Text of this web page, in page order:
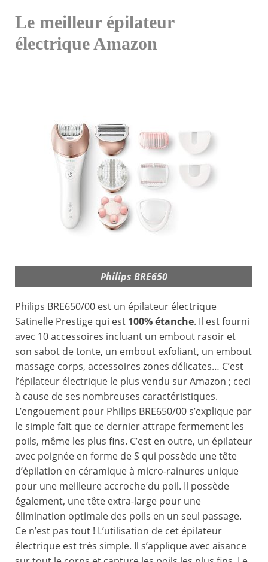
Le meilleur épilateur
électrique Amazon
Philips BRE650
Philips BRE650/00 est un épilateur électrique
Satinelle Prestige qui est 100% étanche. Il est fourni
avec 10 accessoires incluant un embout rasoir et
son sabot de tonte, un embout exfoliant, un embout
massage corps, accessoires zones délicates… C’est
l’épilateur électrique le plus vendu sur Amazon ; ceci
à cause de ses nombreuses caractéristiques.
L’engouement pour Philips BRE650/00 s’explique par
le simple fait que ce dernier attrape fermement les
poils, même les plus fins. C’est en outre, un épilateur
avec poignée en forme de S qui possède une tête
d’épilation en céramique à micro-rainures unique
pour une meilleure accroche du poil. Il possède
également, une tête extra-large pour une
élimination optimale des poils en un seul passage.
Ce n’est pas tout ! L’utilisation de cet épilateur
électrique est très simple. Il s’applique avec aisance